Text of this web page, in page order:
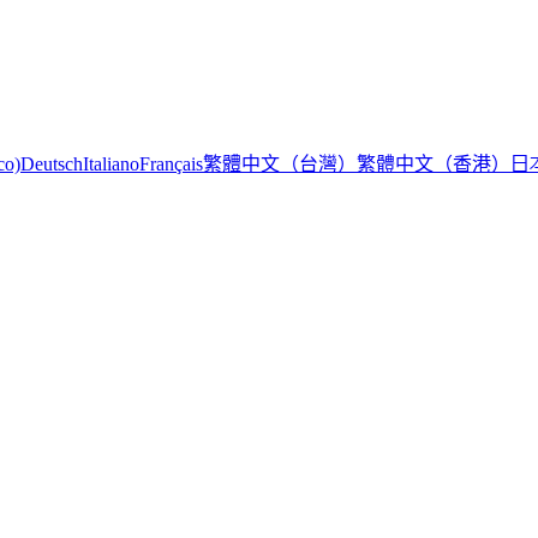
DeutschItalianoFrançais繁體中文（台灣） 繁體中文（香港） 日